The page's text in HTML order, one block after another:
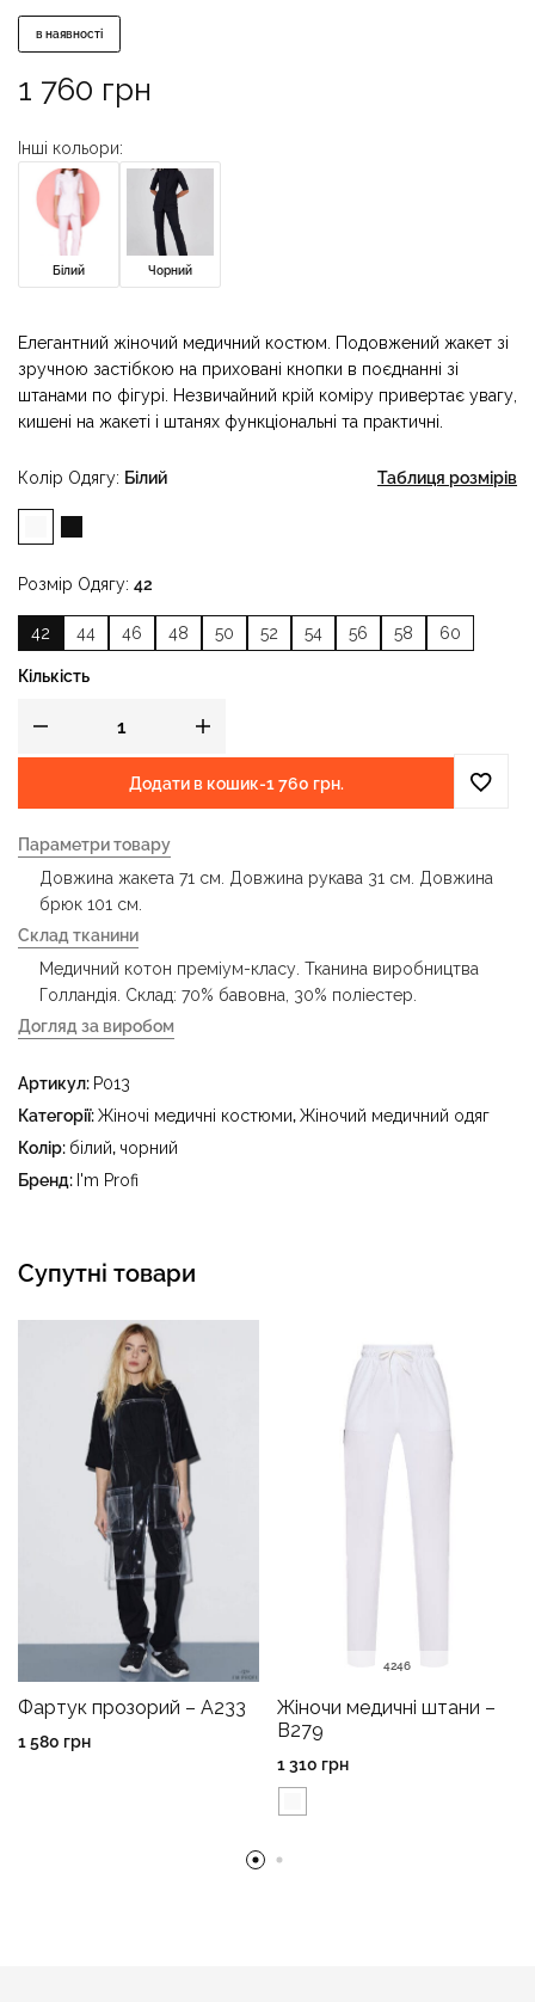
в наявності
1 760 грн
Інші кольори:
Білий Чорний
Елегантний жіночий медичний костюм. Подовжений жакет зі
зручною застібкою на приховані кнопки в поєднанні зі
штанами по фігурі. Незвичайний крій коміру привертає увагу,
кишені на жакеті і штанях функціональні та практичні.
Колір Одягу Білий
Розмір Одягу 42
42 44 46 48 50 52 54 56 58 60
Таблиця розмірів
Кількість
Додати в кошик-1 760 грн.
Параметри товару
Довжина жакета 71 см. Довжина рукава 31 см. Довжина
брюк 101 см.
Склад тканини
Медичний котон преміум-класу. Тканина виробництва
Голландія. Склад: 70% бавовна, 30% поліестер.
Догляд за виробом
прасувати за температури праски до 150 °C - не
відбілювати - суха чистка з використанням
тетрахлоретилену (перхлоретилену) та вуглеводів
температури до 40 °C
Артикул: P013
Категорії:Жіночі медичні костюми,Жіночий медичний одяг
Колір: білий, чорний
Бренд: I'm Profi
Супутні товари
Фартук прозорий – A233
1 580 грн
4246
Жіночи медичні штани –
B279
1 310 грн